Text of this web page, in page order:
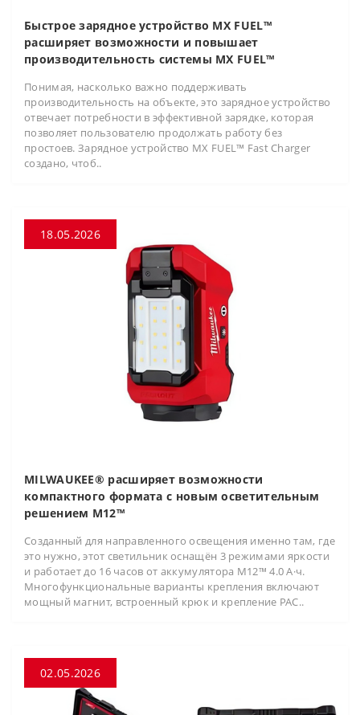
Быстрое зарядное устройство MX FUEL™
расширяет возможности и повышает
производительность системы MX FUEL™
Понимая, насколько важно поддерживать
производительность на объекте, это зарядное устройство
отвечает потребности в эффективной зарядке, которая
позволяет пользователю продолжать работу без
простоев. Зарядное устройство MX FUEL™ Fast Charger
создано, чтоб..
18.05.2026
MILWAUKEE® расширяет возможности
компактного формата с новым осветительным
решением M12™
Созданный для направленного освещения именно там, где
это нужно, этот светильник оснащён 3 режимами яркости
и работает до 16 часов от аккумулятора M12™ 4.0 А·ч.
Многофункциональные варианты крепления включают
мощный магнит, встроенный крюк и крепление PAC..
02.05.2026